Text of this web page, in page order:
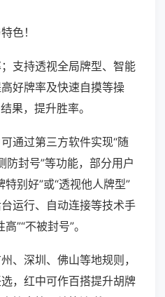
色！
支持透视全局牌型、智能
好牌率及快速自摸等操
果，提升胜率。
通过第三方软件实现“随
防封号”等功能，部分用户
别好”或“透视他人牌型”
运行、自动连接等技术手
”“不被封号”。
、深圳、佛山等地规则，
，红中可作百搭提升胡牌